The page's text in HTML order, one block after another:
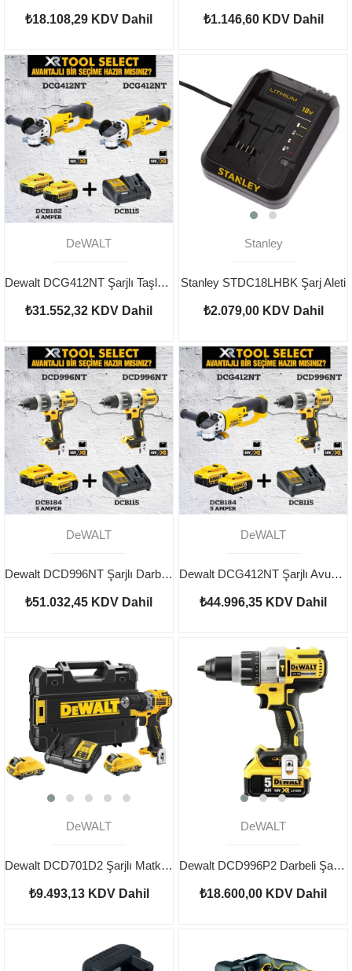
₺18.108,29 KDV Dahil ₺1.146,60 KDV Dahil
DeWALT
Dewalt DCG412NT Şarjlı Taşlama 2 adet
₺31.552,32 KDV Dahil
Stanley
Stanley STDC18LHBK Şarj Aleti
₺2.079,00 KDV Dahil
DeWALT
Dewalt DCD996NT Şarjlı Darbeli Vidalama 2 adet
₺51.032,45 KDV Dahil
DeWALT
Dewalt DCG412NT Şarjlı Avuç Taşlama Ve DCD996NT Şarjlı Darbeli Vidalama
₺44.996,35 KDV Dahil
DeWALT
Dewalt DCD701D2 Şarjlı Matkap 12v 2.0 ah
₺9.493,13 KDV Dahil
DeWALT
Dewalt DCD996P2 Darbeli Şarjlı Matkap 18V 5Ah
₺18.600,00 KDV Dahil